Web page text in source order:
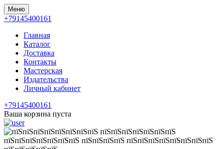
Меню
+79145400161
Главная
Каталог
Доставка
Контакты
Мастерская
Издательства
Личный кабинет
+79145400161
Ваша корзина пуста